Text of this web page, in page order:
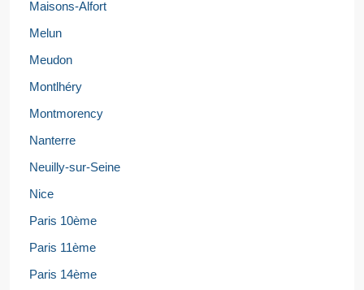
Maisons-Alfort
Melun
Meudon
Montlhéry
Montmorency
Nanterre
Neuilly-sur-Seine
Nice
Paris 10ème
Paris 11ème
Paris 14ème